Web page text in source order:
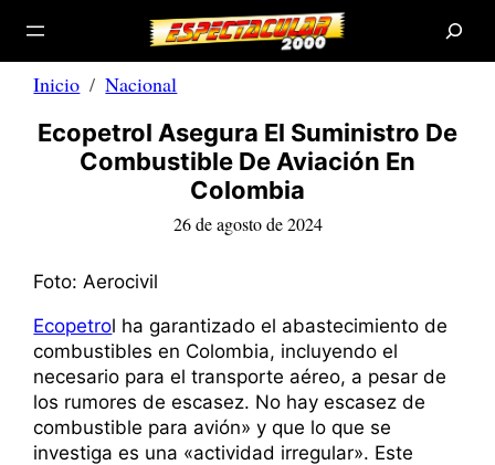
Saltar
contenido
a
Inicio Nacional
Ecopetrol Asegura El Suministro De
Combustible De Aviación En
Colombia
26 de agosto de 2024
Foto: Aerocivil
Ecopetrol ha garantizado el abastecimiento de
combustibles en Colombia, incluyendo el
necesario para el transporte aéreo, a pesar de
los rumores de escasez. No hay escasez de
combustible para avión» y que lo que se
investiga es una «actividad irregular». Este